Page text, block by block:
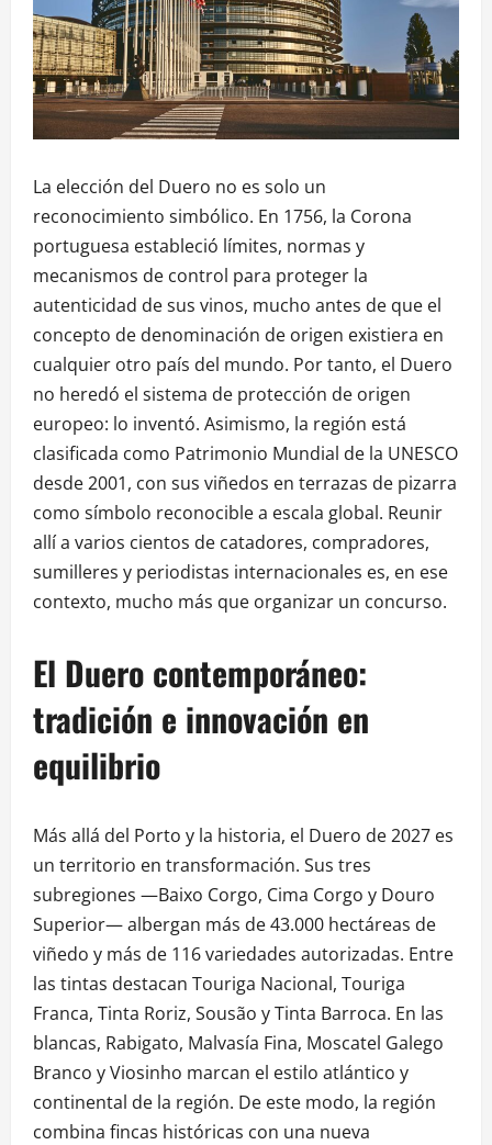
La elección del Duero no es solo un
reconocimiento simbólico. En 1756, la Corona
portuguesa estableció límites, normas y
mecanismos de control para proteger la
autenticidad de sus vinos, mucho antes de que el
concepto de denominación de origen existiera en
cualquier otro país del mundo. Por tanto, el Duero
no heredó el sistema de protección de origen
europeo: lo inventó. Asimismo, la región está
clasificada como Patrimonio Mundial de la UNESCO
desde 2001, con sus viñedos en terrazas de pizarra
como símbolo reconocible a escala global. Reunir
allí a varios cientos de catadores, compradores,
sumilleres y periodistas internacionales es, en ese
contexto, mucho más que organizar un concurso.
El Duero contemporáneo:
tradición e innovación en
equilibrio
Más allá del Porto y la historia, el Duero de 2027 es
un territorio en transformación. Sus tres
subregiones —Baixo Corgo, Cima Corgo y Douro
Superior— albergan más de 43.000 hectáreas de
viñedo y más de 116 variedades autorizadas. Entre
las tintas destacan Touriga Nacional, Touriga
Franca, Tinta Roriz, Sousão y Tinta Barroca. En las
blancas, Rabigato, Malvasía Fina, Moscatel Galego
Branco y Viosinho marcan el estilo atlántico y
continental de la región. De este modo, la región
combina fincas históricas con una nueva